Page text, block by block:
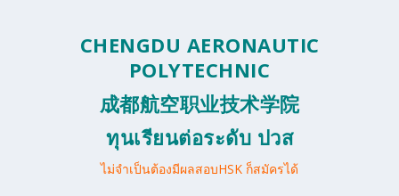
CHENGDU AERONAUTIC
POLYTECHNIC
成都航空职业技术学院
ทุนเรียนต่อระดับ ปวส
ไม่จำเป็นต้องมีผลสอบHSK ก็สมัครได้